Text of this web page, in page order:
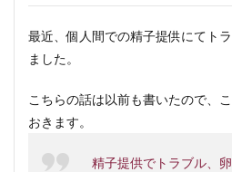
最近、個人間での精子提供にてト
ました。
こちらの話は以前も書いたので、
おきます。
精子提供でトラブル、